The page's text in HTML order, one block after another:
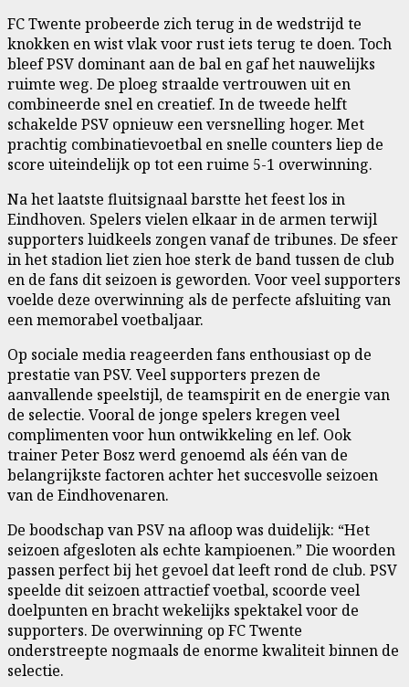
FC Twente probeerde zich terug in de wedstrijd te
knokken en wist vlak voor rust iets terug te doen. Toch
bleef PSV dominant aan de bal en gaf het nauwelijks
ruimte weg. De ploeg straalde vertrouwen uit en
combineerde snel en creatief. In de tweede helft
schakelde PSV opnieuw een versnelling hoger. Met
prachtig combinatievoetbal en snelle counters liep de
score uiteindelijk op tot een ruime 5-1 overwinning.
Na het laatste fluitsignaal barstte het feest los in
Eindhoven. Spelers vielen elkaar in de armen terwijl
supporters luidkeels zongen vanaf de tribunes. De sfeer
in het stadion liet zien hoe sterk de band tussen de club
en de fans dit seizoen is geworden. Voor veel supporters
voelde deze overwinning als de perfecte afsluiting van
een memorabel voetbaljaar.
Op sociale media reageerden fans enthousiast op de
prestatie van PSV. Veel supporters prezen de
aanvallende speelstijl, de teamspirit en de energie van
de selectie. Vooral de jonge spelers kregen veel
complimenten voor hun ontwikkeling en lef. Ook
trainer Peter Bosz werd genoemd als één van de
belangrijkste factoren achter het succesvolle seizoen
van de Eindhovenaren.
De boodschap van PSV na afloop was duidelijk: “Het
seizoen afgesloten als echte kampioenen.” Die woorden
passen perfect bij het gevoel dat leeft rond de club. PSV
speelde dit seizoen attractief voetbal, scoorde veel
doelpunten en bracht wekelijks spektakel voor de
supporters. De overwinning op FC Twente
onderstreepte nogmaals de enorme kwaliteit binnen de
selectie.